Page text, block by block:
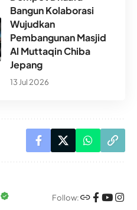
Bangun Kolaborasi
Wujudkan
Pembangunan Masjid
Al Muttaqin Chiba
Jepang
13 Jul 2026
Follow: